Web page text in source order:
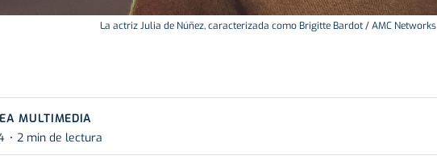
La actriz Julia de Núñez, caracterizada como Brigitte Bardot / AMC Networks
MULTIMEDIA
2 min de lectura